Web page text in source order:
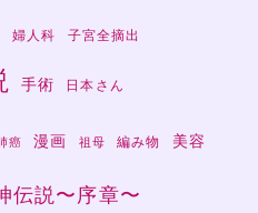
婦人科 子宮全摘出
手術 日本さん
癌 漫画 祖母 編み物 美容
伝説〜序章〜